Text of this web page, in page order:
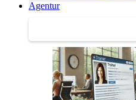
Agentur